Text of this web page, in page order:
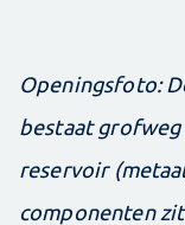
Openingsfoto:
bestaat
reservoir
componenten